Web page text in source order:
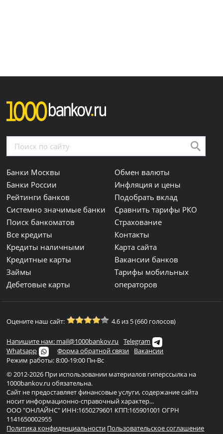
Банки Москвы
Банки России
Рейтинги банков
Системно значимые банки
Поиск банкоматов
Все кредиты
Кредиты наличными
Кредитные карты
Займы
Дебетовые карты
Обмен валюты
Инфляция и цены
Подобрать вклад
Сравнить тарифы РКО
Страхование
Контакты
Карта сайта
Вакансии банков
Тарифы мобильных
операторов
Оцените наш сайт: 4.6 из 5 (660 голосов)
Напишите нам: mail@1000bankov.ru
Telegram
Whatsapp
Форма обратной связи
Вакансии
Режим работы: 8:00-19:00 Пн-Вс
© 2012-2026 При использовании материалов гиперссылка на
1000bankov.ru обязательна.
Сайт не предоставляет финансовые услуги, содержание сайта
носит информационно-справочный характер...
ООО "ОНЛАЙНС" ИНН:1650279601 КПП:165901001 ОГРН
1141650002955
Политика конфиденциальности Пользовательское соглашение